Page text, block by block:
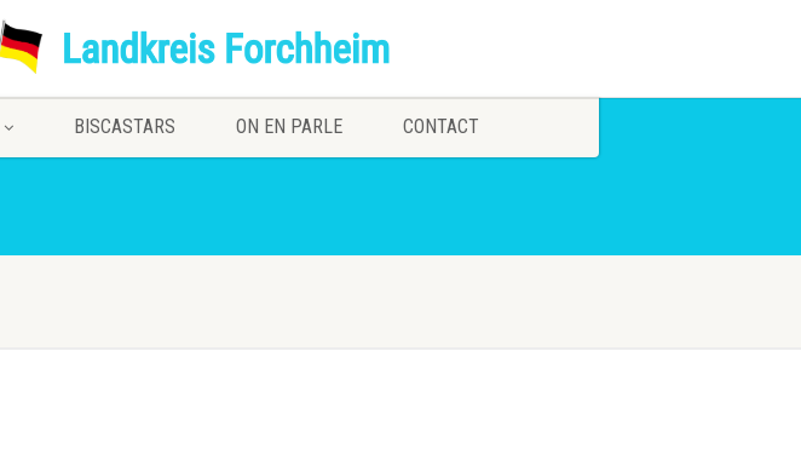
BISCASTARS ON EN PARLE CONTACT